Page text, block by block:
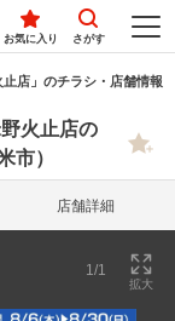
お気に入り さがす
止店」のチラシ・店舗情報
火止店の
市）
店舗詳細
1/1
拡大